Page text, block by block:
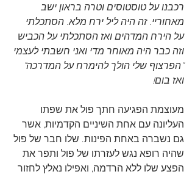
רכבנו על טוסטוסים וטרה בראון ישב
מאחוריי. זה היה ליל ירח מלא. הסתכלתי
על הירח המדהים ואז הסתכלתי על הכביש
וזה כבר היה מאוחר מדי ואני חשבתי לעצמי
"הפרצוף שלי הולך להימרח על המדרכה"
ואז בום!
מעוצמת הפגיעה חתך פול את שפתו
העליונה עם אחת השיניים הקדמיות, אשר
גם נשברה באחת הפינות. שלו חבר של פול
שהיה רופא נגש לעזרתו של פול ותפר את
הפצע שלו ללא הרדמה, ואפילו נאלץ לחזור